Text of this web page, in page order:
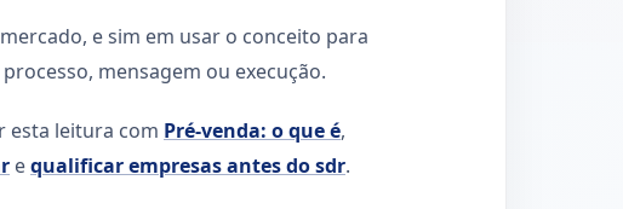
e sim em usar o conceito para
mensagem ou execução.
esta leitura com Pré-venda: o que é,
equalificar empresas antes do sdr.